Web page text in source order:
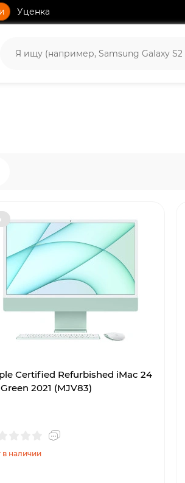
Уценка
Certified Refurbished iMac 24
Green 2021 (MJV83)
в наличии